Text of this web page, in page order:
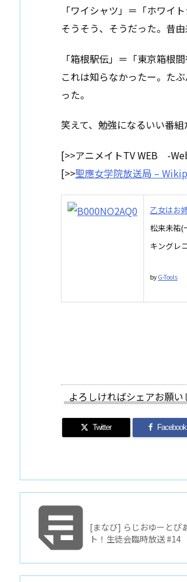
「ワイシャツ」＝「ホワイト
そうそう、そうだった。昔
「箱根駅伝」＝「東京箱根
これは知らなかったー。た
った。
笑えて、勉強になるいい番組
[>>アニメイトTV WEB -
[>>聖應女学院放送局 –
乙女はお
松来未祐(
キングレ
by G-Tools
よろしければシェアお願い
Twitter Facebook
[まなび] らじおゆーとぴ
ト！生徒会臨時放送 #14